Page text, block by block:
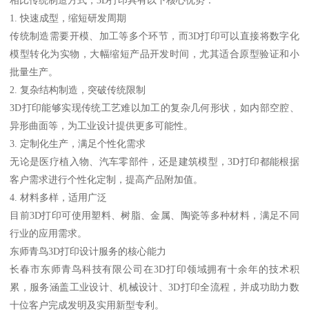
1. 快速成型，缩短研发周期
传统制造需要开模、加工等多个环节，而3D打印可以直接将数字化
模型转化为实物，大幅缩短产品开发时间，尤其适合原型验证和小
批量生产。
2. 复杂结构制造，突破传统限制
3D打印能够实现传统工艺难以加工的复杂几何形状，如内部空腔、
异形曲面等，为工业设计提供更多可能性。
3. 定制化生产，满足个性化需求
无论是医疗植入物、汽车零部件，还是建筑模型，3D打印都能根据
客户需求进行个性化定制，提高产品附加值。
4. 材料多样，适用广泛
目前3D打印可使用塑料、树脂、金属、陶瓷等多种材料，满足不同
行业的应用需求。
东师青鸟3D打印设计服务的核心能力
长春市东师青鸟科技有限公司在3D打印领域拥有十余年的技术积
累，服务涵盖工业设计、机械设计、3D打印全流程，并成功助力数
十位客户完成发明及实用新型专利。